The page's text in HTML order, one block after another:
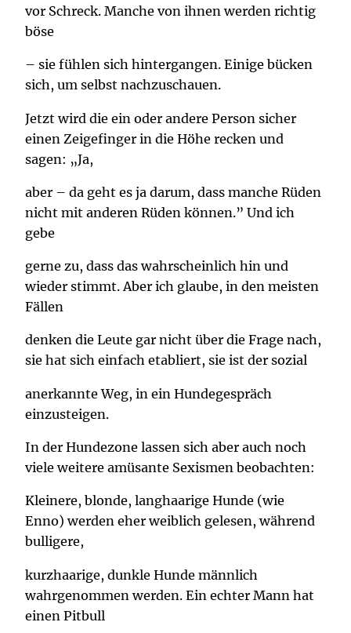
vor Schreck. Manche von ihnen werden richtig
böse
– sie fühlen sich hintergangen. Einige bücken
sich, um selbst nachzuschauen.
Jetzt wird die ein oder andere Person sicher
einen Zeigefinger in die Höhe recken und
sagen: „Ja,
aber – da geht es ja darum, dass manche Rüden
nicht mit anderen Rüden können.” Und ich
gebe
gerne zu, dass das wahrscheinlich hin und
wieder stimmt. Aber ich glaube, in den meisten
Fällen
denken die Leute gar nicht über die Frage nach,
sie hat sich einfach etabliert, sie ist der sozial
anerkannte Weg, in ein Hundegespräch
einzusteigen.
In der Hundezone lassen sich aber auch noch
viele weitere amüsante Sexismen beobachten:
Kleinere, blonde, langhaarige Hunde (wie
Enno) werden eher weiblich gelesen, während
bulligere,
kurzhaarige, dunkle Hunde männlich
wahrgenommen werden. Ein echter Mann hat
einen Pitbull